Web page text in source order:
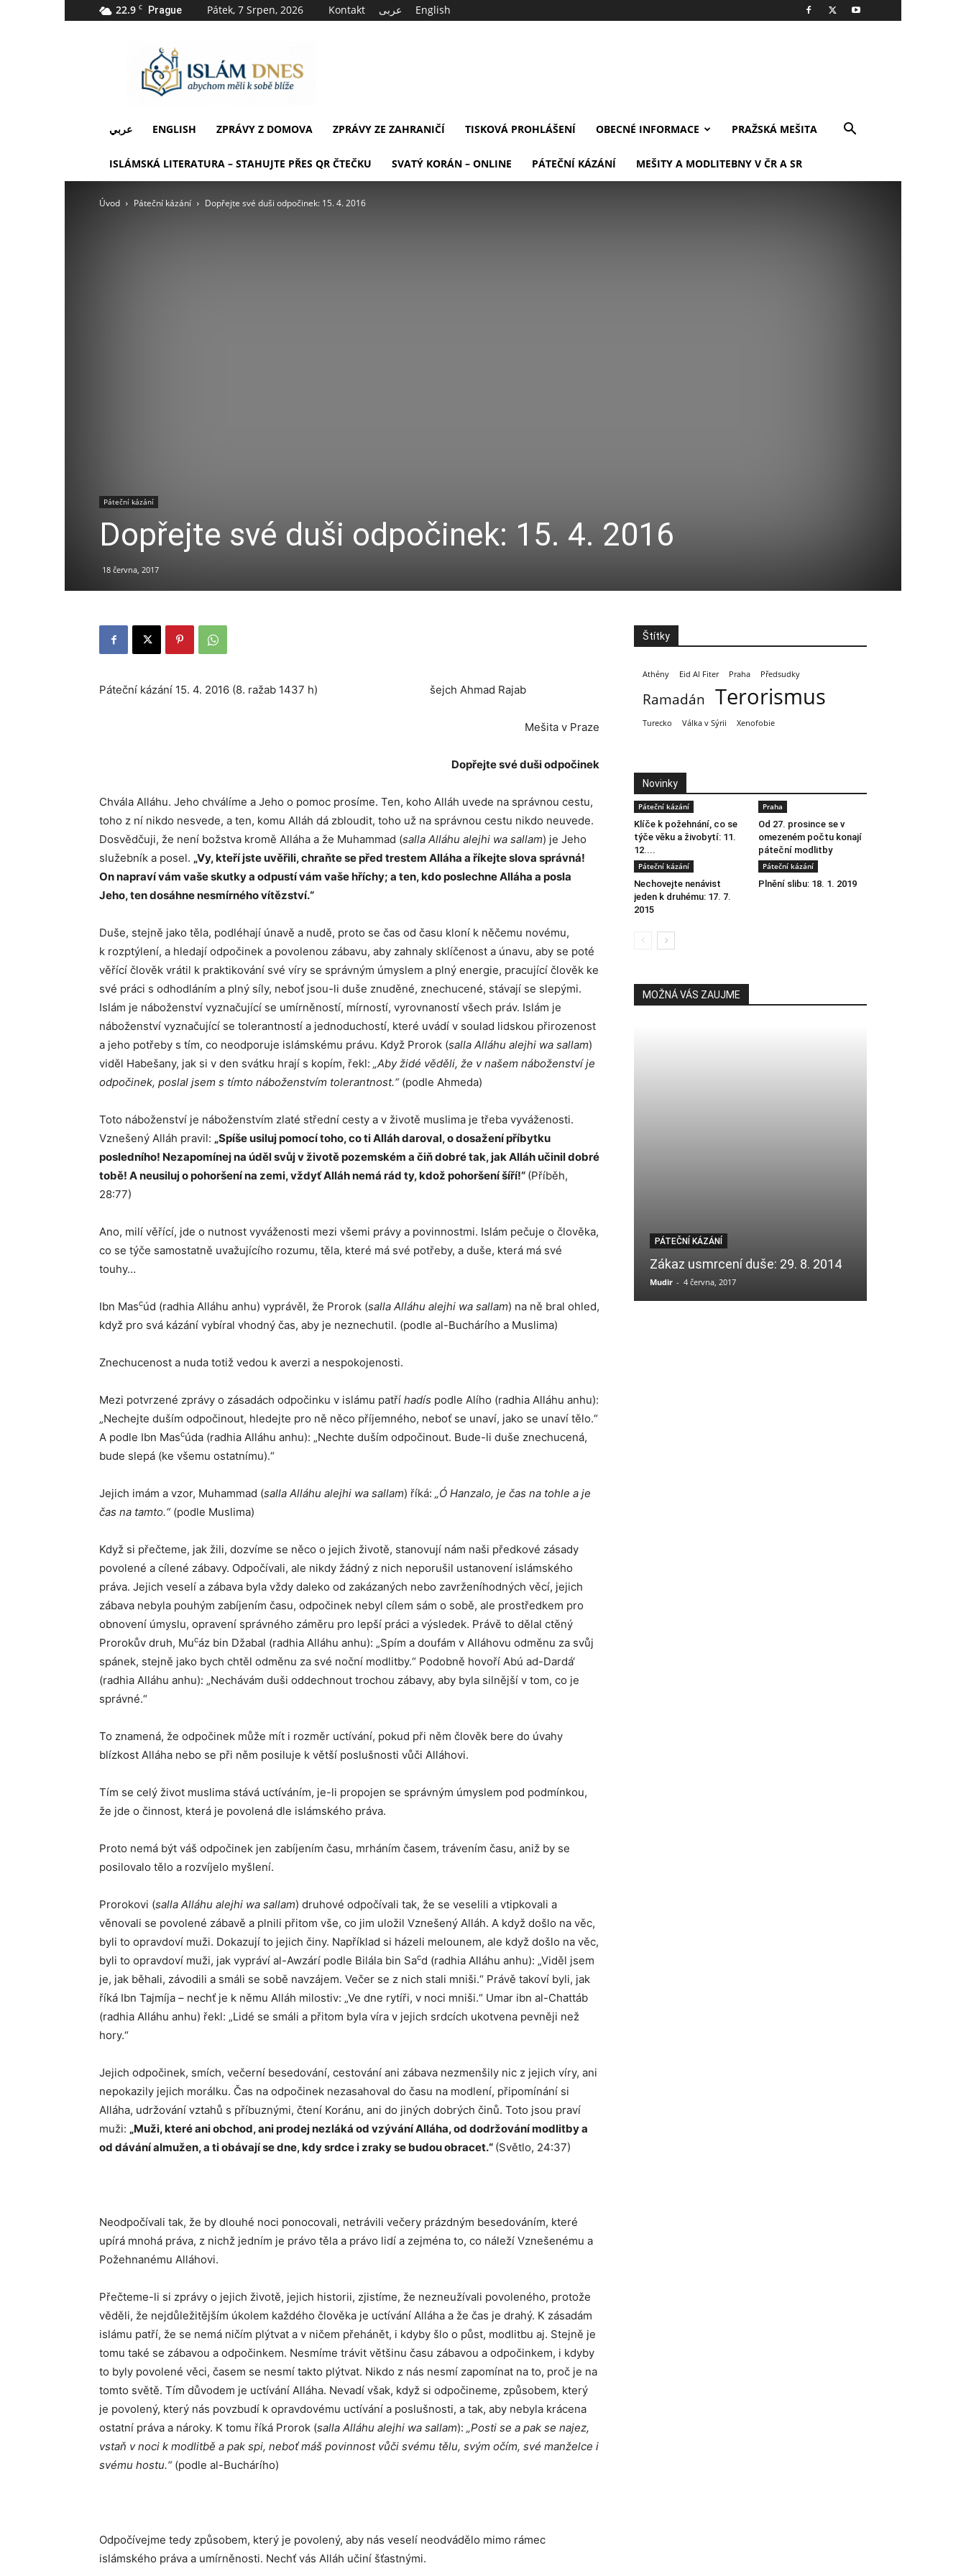
22.9 C Prague Pátek, 7 Srpen, 2026 Kontakt عربى English
عربي ENGLISH ZPRÁVY Z DOMOVA ZPRÁVY ZE ZAHRANIČÍ TISKOVÁ PROHLÁŠENÍ OBECNÉ INFORMACE PRAŽSKÁ MEŠITA
ISLÁMSKÁ LITERATURA – STAHUJTE PŘES QR ČTEČKU SVATÝ KORÁN – ONLINE PÁTEČNÍ KÁZÁNÍ MEŠITY A MODLITEBNY V ČR A SR
Úvod Páteční kázání Dopřejte své duši odpočinek: 15. 4. 2016
Páteční kázání
Dopřejte své duši odpočinek: 15. 4. 2016
18 června, 2017
Páteční kázání 15. 4. 2016 (8. ražab 1437 h) šejch Ahmad Rajab
Mešita v Praze
Dopřejte své duši odpočinek
Chvála Alláhu. Jeho chválíme a Jeho o pomoc prosíme. Ten, koho Alláh uvede na správnou cestu,
toho z ní nikdo nesvede, a ten, komu Alláh dá zbloudit, toho už na správnou cestu nikdo neuvede.
Dosvědčuji, že není božstva kromě Alláha a že Muhammad (salla Alláhu alejhi wa sallam) je Jeho
služebník a posel. „Vy, kteří jste uvěřili, chraňte se před trestem Alláha a říkejte slova správná!
On napraví vám vaše skutky a odpustí vám vaše hříchy; a ten, kdo poslechne Alláha a posla
Jeho, ten dosáhne nesmírného vítězství.“
Duše, stejně jako těla, podléhají únavě a nudě, proto se čas od času kloní k něčemu novému,
k rozptýlení, a hledají odpočinek a povolenou zábavu, aby zahnaly sklíčenost a únavu, aby se poté
věřící člověk vrátil k praktikování své víry se správným úmyslem a plný energie, pracující člověk ke
své práci s odhodláním a plný síly, neboť jsou-li duše znuděné, znechucené, stávají se slepými.
Islám je náboženství vyznačující se umírněností, mírností, vyrovnaností všech práv. Islám je
náboženství vyznačující se tolerantností a jednoduchostí, které uvádí v soulad lidskou přirozenost
a jeho potřeby s tím, co neodporuje islámskému právu. Když Prorok (salla Alláhu alejhi wa sallam)
viděl Habešany, jak si v den svátku hrají s kopím, řekl: „Aby židé věděli, že v našem náboženství je
odpočinek, poslal jsem s tímto náboženstvím tolerantnost.“(podle Ahmeda)
Toto náboženství je náboženstvím zlaté střední cesty a v životě muslima je třeba vyváženosti.
Vznešený Alláh pravil: „Spíše usiluj pomocí toho, co ti Alláh daroval, o dosažení příbytku
posledního! Nezapomínej na úděl svůj v životě pozemském a čiň dobré tak, jak Alláh učinil dobré
tobě! A neusiluj o pohoršení na zemi, vždyť Alláh nemá rád ty, kdož pohoršení šíří!“ (Příběh,
28:77)
Ano, milí věřící, jde o nutnost vyváženosti mezi všemi právy a povinnostmi. Islám pečuje o člověka,
co se týče samostatně uvažujícího rozumu, těla, které má své potřeby, a duše, která má své
touhy…
Ibn Mascúd (radhia Alláhu anhu) vyprávěl, že Prorok (salla Alláhu alejhi wa sallam) na ně bral ohled,
když pro svá kázání vybíral vhodný čas, aby je neznechutil. (podle al-Buchárího a Muslima)
Znechucenost a nuda totiž vedou k averzi a nespokojenosti.
Mezi potvrzené zprávy o zásadách odpočinku v islámu patří hadís podle Alího (radhia Alláhu anhu):
„Nechejte duším odpočinout, hledejte pro ně něco příjemného, neboť se unaví, jako se unaví tělo.“
A podle Ibn Mascúda (radhia Alláhu anhu): „Nechte duším odpočinout. Bude-li duše znechucená,
bude slepá (ke všemu ostatnímu).“
Jejich imám a vzor, Muhammad (salla Alláhu alejhi wa sallam) říká: „Ó Hanzalo, je čas na tohle a je
čas na tamto.“(podle Muslima)
Když si přečteme, jak žili, dozvíme se něco o jejich životě, stanovují nám naši předkové zásady
povolené a cílené zábavy. Odpočívali, ale nikdy žádný z nich neporušil ustanovení islámského
práva. Jejich veselí a zábava byla vždy daleko od zakázaných nebo zavrženíhodných věcí, jejich
zábava nebyla pouhým zabíjením času, odpočinek nebyl cílem sám o sobě, ale prostředkem pro
obnovení úmyslu, opravení správného záměru pro lepší práci a výsledek. Právě to dělal ctěný
Prorokův druh, Mucáz bin Džabal (radhia Alláhu anhu): „Spím a doufám v Alláhovu odměnu za svůj
spánek, stejně jako bych chtěl odměnu za své noční modlitby.“ Podobně hovoří Abú ad-Dardá‘
(radhia Alláhu anhu): „Nechávám duši oddechnout trochou zábavy, aby byla silnější v tom, co je
správné.“
To znamená, že odpočinek může mít i rozměr uctívání, pokud při něm člověk bere do úvahy
blízkost Alláha nebo se při něm posiluje k větší poslušnosti vůči Alláhovi.
Tím se celý život muslima stává uctíváním, je-li propojen se správným úmyslem pod podmínkou,
že jde o činnost, která je povolená dle islámského práva.
Proto nemá být váš odpočinek jen zabíjením času, mrháním časem, trávením času, aniž by se
posilovalo tělo a rozvíjelo myšlení.
Prorokovi (salla Alláhu alejhi wa sallam) druhové odpočívali tak, že se veselili a vtipkovali a
věnovali se povolené zábavě a plnili přitom vše, co jim uložil Vznešený Alláh. A když došlo na věc,
byli to opravdoví muži. Dokazují to jejich činy. Například si házeli melounem, ale když došlo na věc,
byli to opravdoví muži, jak vypráví al-Awzárí podle Bilála bin Sacd (radhia Alláhu anhu): „Viděl jsem
je, jak běhali, závodili a smáli se sobě navzájem. Večer se z nich stali mniši.“ Právě takoví byli, jak
říká Ibn Tajmíja – nechť je k němu Alláh milostiv: „Ve dne rytíři, v noci mniši.“ Umar ibn al-Chattáb
(radhia Alláhu anhu) řekl: „Lidé se smáli a přitom byla víra v jejich srdcích ukotvena pevněji než
hory.“
Jejich odpočinek, smích, večerní besedování, cestování ani zábava nezmenšily nic z jejich víry, ani
nepokazily jejich morálku. Čas na odpočinek nezasahoval do času na modlení, připomínání si
Alláha, udržování vztahů s příbuznými, čtení Koránu, ani do jiných dobrých činů. Toto jsou praví
muži: „Muži, které ani obchod, ani prodej nezláká od vzývání Alláha, od dodržování modlitby a
od dávání almužen, a ti obávají se dne, kdy srdce i zraky se budou obracet.“ (Světlo, 24:37)
Neodpočívali tak, že by dlouhé noci ponocovali, netrávili večery prázdným besedováním, které
upírá mnohá práva, z nichž jedním je právo těla a právo lidí a zejména to, co náleží Vznešenému a
Požehnanému Alláhovi.
Přečteme-li si zprávy o jejich životě, jejich historii, zjistíme, že nezneužívali povoleného, protože
věděli, že nejdůležitějším úkolem každého člověka je uctívání Alláha a že čas je drahý. K zásadám
islámu patří, že se nemá ničím plýtvat a v ničem přehánět, i kdyby šlo o půst, modlitbu aj. Stejně je
tomu také se zábavou a odpočinkem. Nesmíme trávit většinu času zábavou a odpočinkem, i kdyby
to byly povolené věci, časem se nesmí takto plýtvat. Nikdo z nás nesmí zapomínat na to, proč je na
tomto světě. Tím důvodem je uctívání Alláha. Nevadí však, když si odpočineme, způsobem, který
je povolený, který nás povzbudí k opravdovému uctívání a poslušnosti, a tak, aby nebyla krácena
ostatní práva a nároky. K tomu říká Prorok (salla Alláhu alejhi wa sallam): „Posti se a pak se najez,
vstaň v noci k modlitbě a pak spi, neboť máš povinnost vůči svému tělu, svým očím, své manželce i
svému hostu.“(podle al-Buchárího)
Odpočívejme tedy způsobem, který je povolený, aby nás veselí neodvádělo mimo rámec
islámského práva a umírněnosti. Nechť vás Alláh učiní šťastnými.
Štítky
Athény Eid Al Fiter Praha Předsudky
Ramadán Terorismus
Turecko Válka v Sýrii Xenofobie
Novinky
Páteční kázání
Klíče k požehnání, co se
týče věku a živobytí: 11.
12....
Praha
Od 27. prosince se v
omezeném počtu konají
páteční modlitby
Páteční kázání
Nechovejte nenávist
jeden k druhému: 17. 7.
2015
Páteční kázání
Plnění slibu: 18. 1. 2019
MOŽNÁ VÁS ZAUJME
PÁTEČNÍ KÁZÁNÍ
Zákaz usmrcení duše: 29. 8. 2014
Mudir - 4 června, 2017